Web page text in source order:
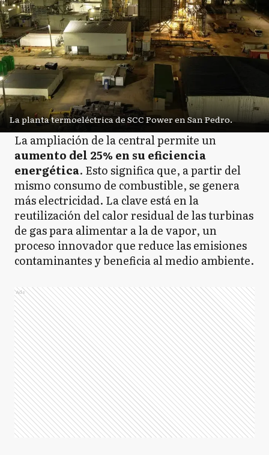
La planta termoeléctrica de SCC Power en San Pedro.
La ampliación de la central permite un
aumento del 25% en su eficiencia
energética. Esto significa que, a partir del
mismo consumo de combustible, se genera
más electricidad. La clave está en la
reutilización del calor residual de las turbinas
de gas para alimentar a la de vapor, un
proceso innovador que reduce las emisiones
contaminantes y beneficia al medio ambiente.
Ads